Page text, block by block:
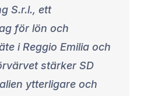
S.r.l., ett
för lön och
i Reggio Emilia och
stärker SD
ytterligare och